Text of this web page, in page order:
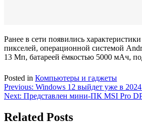
Ранее в сети появились
пикселей, операционной системой
13 Мп, батареей ёмкостью 5000 мАч,
Posted in Компьютеры и гаджеты
Навигация
по
записям
Previous: Windows 12 выйдет уже в
Next: Представлен мини-ПК MSI Pro
Related Posts